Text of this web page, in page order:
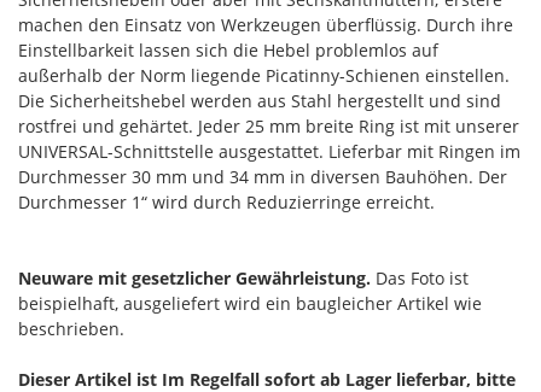
machen den Einsatz von Werkzeugen überflüssig. Durch ihre
Einstellbarkeit lassen sich die Hebel problemlos auf
außerhalb der Norm liegende Picatinny-Schienen einstellen.
Die Sicherheitshebel werden aus Stahl hergestellt und sind
rostfrei und gehärtet. Jeder 25 mm breite Ring ist mit unserer
UNIVERSAL-Schnittstelle ausgestattet. Lieferbar mit Ringen im
Durchmesser 30 mm und 34 mm in diversen Bauhöhen. Der
Durchmesser 1“ wird durch Reduzierringe erreicht.
Neuware mit gesetzlicher Gewährleistung. Das Foto ist
beispielhaft, ausgeliefert wird ein baugleicher Artikel wie
beschrieben.
Dieser Artikel ist Im Regelfall sofort ab Lager lieferbar, bitte